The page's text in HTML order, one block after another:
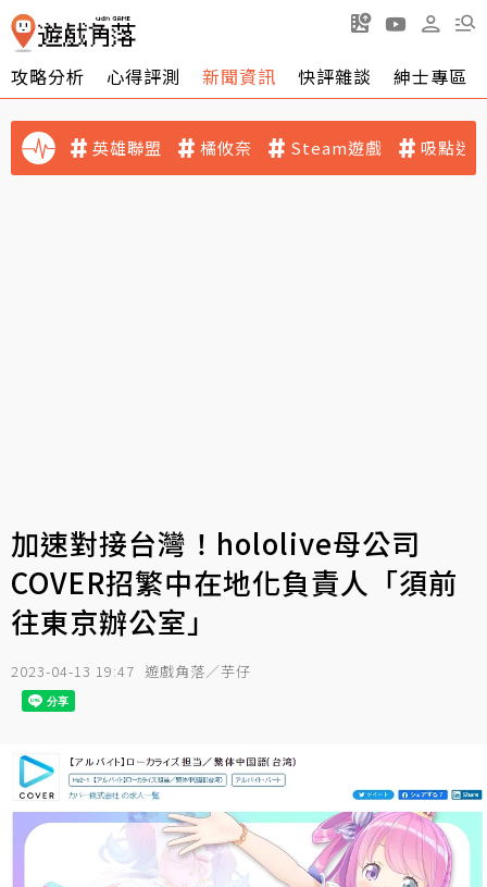
攻略分析 心得評測 新聞資訊 快評雜談 紳士專區
英雄聯盟 橘攸奈 Steam遊戲 吸點迷
加速對接台灣！hololive母公司
COVER招繁中在地化負責人「須前
往東京辦公室」
2023-04-13 19:47 遊戲角落／芋仔